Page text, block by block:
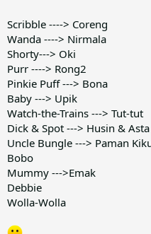
1. Sergio Cavinaadalah
pra-sekolah majalah Bobo
antara tahun 1970 hingga
penulis, termasuk Ruud
Moorselaar. Dia juga
melalui studio Piero Dami.
Valeria Turati.
Bobo original versi Sergio Cavina
update o/@bebekhitam
Scribble ----> Coreng
Wanda ----> Nirmala
Shorty---> Oki
Purr ----> Rong2
Pinkie Puff ---> Bona
Baby ---> Upik
Watch-the-Trains ---> Tut-tut
Dick & Spot ---> Husin & Asta
Uncle Bungle ---> Paman
Bobo
Mummy --->Emak
Debbie
Wolla-Wolla